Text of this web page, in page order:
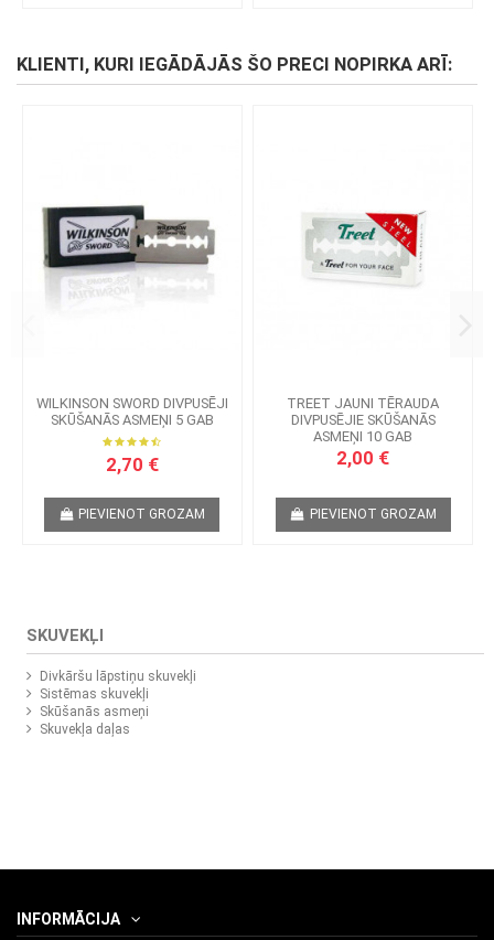
KLIENTI, KURI IEGĀDĀJĀS ŠO PRECI NOPIRKA ARĪ:
WILKINSON SWORD DIVPUSĒJI
SKŪŠANĀS ASMEŅI 5 GAB
2,70 €
PIEVIENOT GROZAM
TREET JAUNI TĒRAUDA
DIVPUSĒJIE SKŪŠANĀS
ASMEŅI 10 GAB
2,00 €
PIEVIENOT GROZAM
SKUVEKĻI
Divkāršu lāpstiņu skuvekļi
Sistēmas skuvekļi
Skūšanās asmeņi
Skuvekļa daļas
INFORMĀCIJA